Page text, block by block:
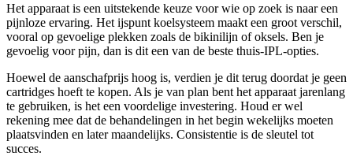
Het apparaat is een uitstekende keuze voor wie op zoek is naar een
pijnloze ervaring. Het ijspunt koelsysteem maakt een groot verschil,
vooral op gevoelige plekken zoals de bikinilijn of oksels. Ben je
gevoelig voor pijn, dan is dit een van de beste thuis-IPL-opties.
Hoewel de aanschafprijs hoog is, verdien je dit terug doordat je geen
cartridges hoeft te kopen. Als je van plan bent het apparaat jarenlang
te gebruiken, is het een voordelige investering. Houd er wel
rekening mee dat de behandelingen in het begin wekelijks moeten
plaatsvinden en later maandelijks. Consistentie is de sleutel tot
succes.